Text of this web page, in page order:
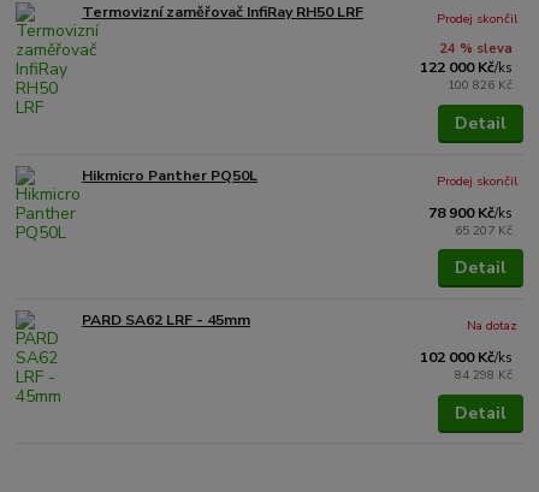
Termovizní zaměřovač InfiRay RH50 LRF
24 % sleva
122 000 Kč/ks
100 826 Kč
Prodej skončil
Detail
Hikmicro Panther PQ50L
78 900 Kč/ks
65 207 Kč
Prodej skončil
Detail
PARD SA62 LRF - 45mm
102 000 Kč/ks
84 298 Kč
Na dotaz
Detail